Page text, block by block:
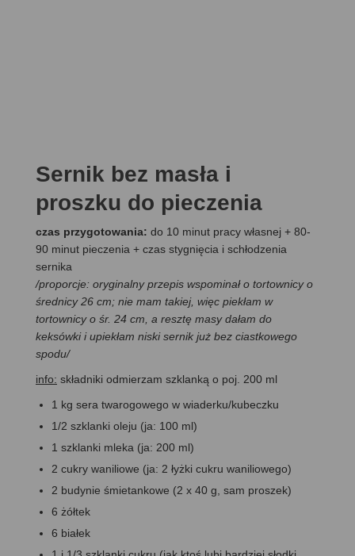
Sernik bez masła i
proszku do pieczenia
czas przygotowania: do 10 minut pracy własnej + 80-
90 minut pieczenia + czas stygnięcia i schłodzenia
sernika
/proporcje: oryginalny przepis wspominał o tortownicy o
średnicy 26 cm; nie mam takiej, więc piekłam w
tortownicy o śr. 24 cm, a resztę masy dałam do
keksówki i upiekłam niski sernik już bez ciastkowego
spodu/
info: składniki odmierzam szklanką o poj. 200 ml
1 kg sera twarogowego w wiaderku/kubeczku
1/2 szklanki oleju (ja: 100 ml)
1 szklanki mleka (ja: 200 ml)
2 cukry waniliowe (ja: 2 łyżki cukru waniliowego)
2 budynie śmietankowe (2 x 40 g, sam proszek)
6 żółtek
6 białek